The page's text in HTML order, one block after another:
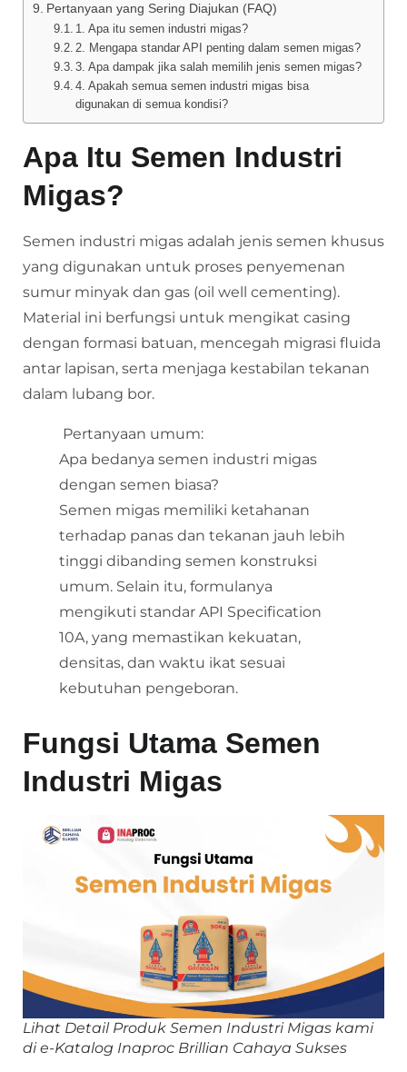
Pertanyaan yang Sering Diajukan (FAQ)
1. Apa itu semen industri migas?
2. Mengapa standar API penting dalam semen migas?
3. Apa dampak jika salah memilih jenis semen migas?
4. Apakah semua semen industri migas bisa
digunakan di semua kondisi?
Apa Itu Semen Industri
Migas?
Semen industri migas adalah jenis semen khusus
yang digunakan untuk proses penyemenan
sumur minyak dan gas (oil well cementing).
Material ini berfungsi untuk mengikat casing
dengan formasi batuan, mencegah migrasi fluida
antar lapisan, serta menjaga kestabilan tekanan
dalam lubang bor.
Pertanyaan umum:
Apa bedanya semen industri migas
dengan semen biasa?
Semen migas memiliki ketahanan
terhadap panas dan tekanan jauh lebih
tinggi dibanding semen konstruksi
umum. Selain itu, formulanya
mengikuti standar API Specification
10A, yang memastikan kekuatan,
densitas, dan waktu ikat sesuai
kebutuhan pengeboran.
Fungsi Utama Semen
Industri Migas
Lihat Detail Produk Semen Industri Migas kami
di e-Katalog Inaproc Brillian Cahaya Sukses